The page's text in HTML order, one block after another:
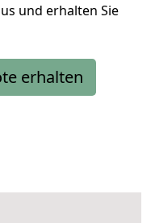
und erhalten Sie
erhalten